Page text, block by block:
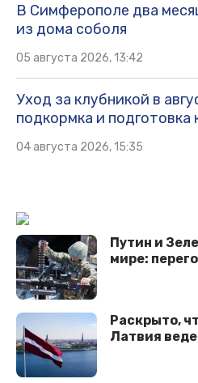
В Симферополе два
из дома соболя
05 августа 2026, 13:42
Уход за клубникой в
подкормка и подготовка
04 августа 2026, 15:35
Путин и
мире:
Раскрыто,
Латвия